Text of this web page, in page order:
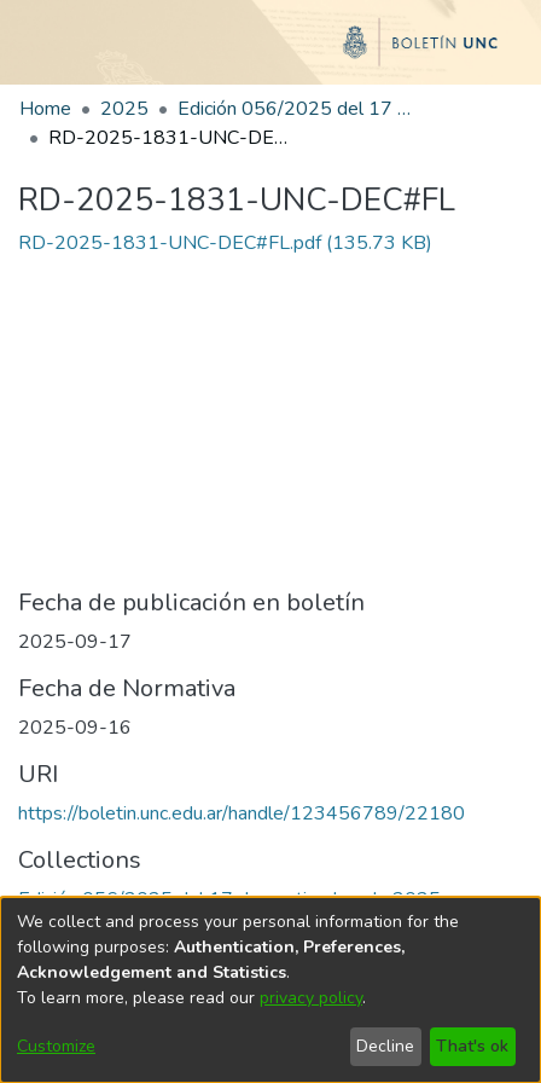
Home 2025
Edición 056/2025 del 17 de septiembre de 2025
RD-2025-1831-UNC-DEC#FL
RD-2025-1831-UNC-DEC#FL
RD-2025-1831-UNC-DEC#FL.pdf(135.73 KB)
Fecha de publicación en boletín
2025-09-17
Fecha de Normativa
2025-09-16
URI
https://boletin.unc.edu.ar/handle/123456789/22180
Collections
Edición 056/2025 del 17 de septiembre de 2025
Universidad Nacional de Córdoba
We collect and process your personal information for the
following purposes: Authentication, Preferences,
Acknowledgement and Statistics.
To learn more, please read our privacy policy.
Customize Decline That's ok